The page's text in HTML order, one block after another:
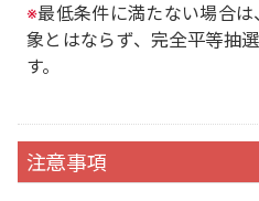
※最低条件に満たない場合
象とはならず、完全平等抽
す。
注意事項